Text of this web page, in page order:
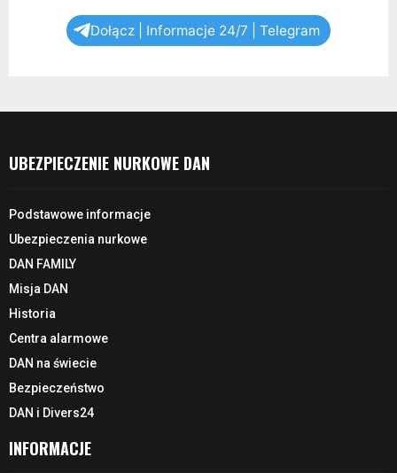
Dołącz | Informacje 24/7 | Telegram
UBEZPIECZENIE NURKOWE DAN
Podstawowe informacje
Ubezpieczenia nurkowe
DAN FAMILY
Misja DAN
Historia
Centra alarmowe
DAN na świecie
Bezpieczeństwo
DAN i Divers24
INFORMACJE